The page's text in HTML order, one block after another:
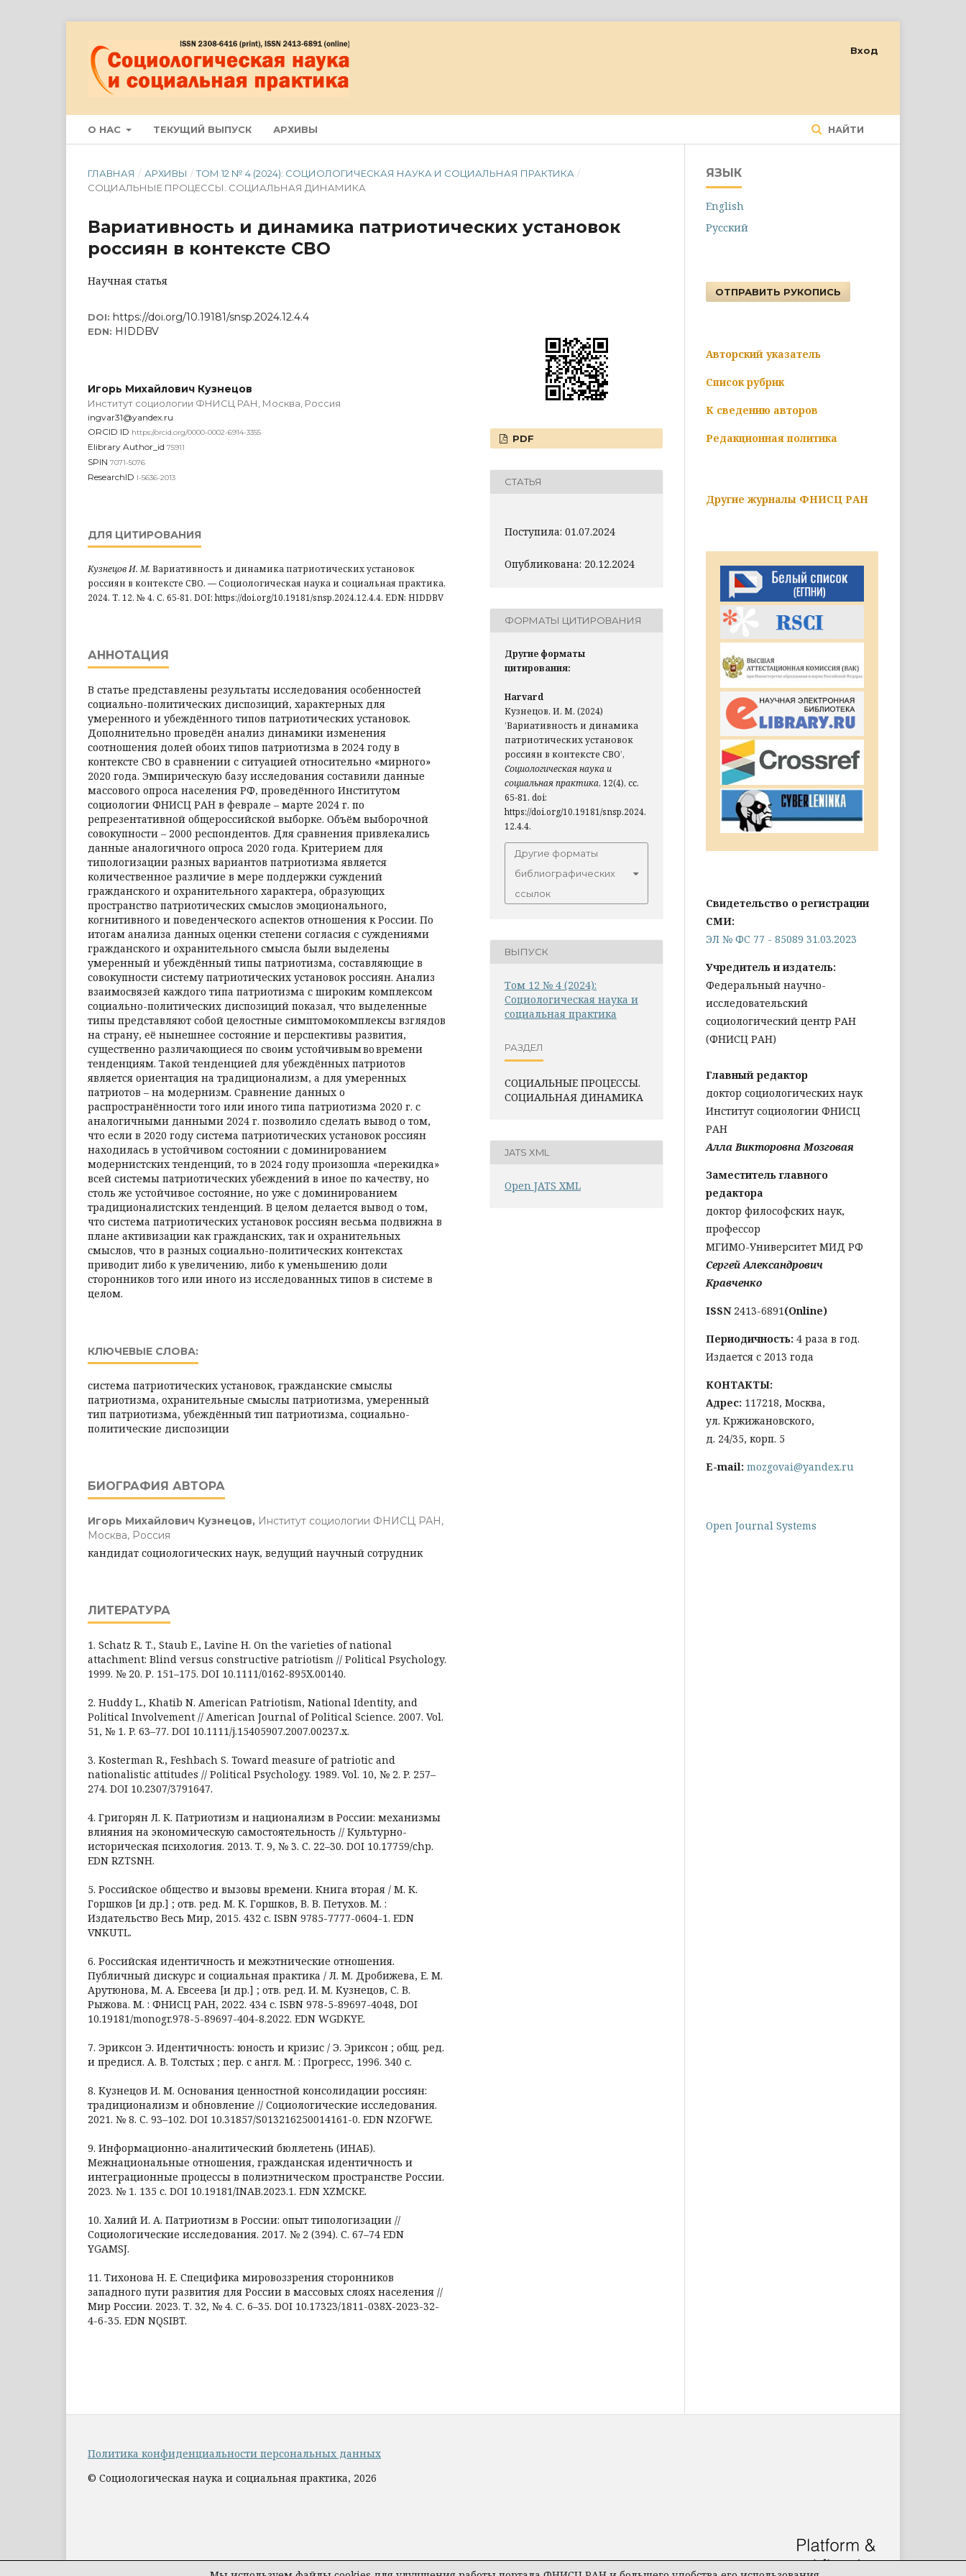
О НАС ТЕКУЩИЙ ВЫПУСК АРХИВЫ НАЙТИ
Вход
ГЛАВНАЯ / АРХИВЫ / ТОМ 12 № 4 (2024): СОЦИОЛОГИЧЕСКАЯ НАУКА И СОЦИАЛЬНАЯ ПРАКТИКА /
СОЦИАЛЬНЫЕ ПРОЦЕССЫ. СОЦИАЛЬНАЯ ДИНАМИКА
Вариативность и динамика патриотических установок
россиян в контексте СВО
Научная статья
DOI: https://doi.org/10.19181/snsp.2024.12.4.4
EDN: HIDDBV
Игорь Михайлович Кузнецов
Институт социологии ФНИСЦ РАН, Москва, Россия
ingvar31@yandex.ru
ORCID ID https://orcid.org/0000-0002-6914-3355
Elibrary Author_id 75911
SPIN 7071-5076
ResearchID I-5636-2013
ДЛЯ ЦИТИРОВАНИЯ
Кузнецов И. М. Вариативность и динамика патриотических установок
россиян в контексте СВО. — Социологическая наука и социальная практика,
2024. Т. 12. № 4. С. 65-81. DOI: https://doi.org/10.19181/snsp.2024.12.4.4. EDN: HIDDBV
АННОТАЦИЯ
В статье представлены результаты исследования особенностей
социально-политических диспозиций, характерных для
умеренного и убеждённого типов патриотических установок.
Дополнительно проведён анализ динамики изменения
соотношения долей обоих типов патриотизма в 2024 году в
контексте СВО в сравнении с ситуацией относительно «мирного»
2020 года. Эмпирическую базу исследования составили данные
массового опроса населения РФ, проведённого Институтом
социологии ФНИСЦ РАН в феврале – марте 2024 г. по
репрезентативной общероссийской выборке. Объём выборочной
совокупности – 2000 респондентов. Для сравнения привлекались
данные аналогичного опроса 2020 года. Критерием для
типологизации разных вариантов патриотизма является
количественное различие в мере поддержки суждений
гражданского и охранительного характера, образующих
пространство патриотических смыслов эмоционального,
когнитивного и поведенческого аспектов отношения к России. По
итогам анализа данных оценки степени согласия с суждениями
гражданского и охранительного смысла были выделены
умеренный и убеждённый типы патриотизма, составляющие в
совокупности систему патриотических установок россиян. Анализ
взаимосвязей каждого типа патриотизма с широким комплексом
социально-политических диспозиций показал, что выделенные
типы представляют собой целостные симптомокомплексы взглядов
на страну, её нынешнее состояние и перспективы развития,
существенно различающиеся по своим устойчивым во времени
тенденциям. Такой тенденцией для убеждённых патриотов
является ориентация на традиционализм, а для умеренных
патриотов – на модернизм. Сравнение данных о
распространённости того или иного типа патриотизма 2020 г. с
аналогичными данными 2024 г. позволило сделать вывод о том,
что если в 2020 году система патриотических установок россиян
находилась в устойчивом состоянии с доминированием
модернистских тенденций, то в 2024 году произошла «перекидка»
всей системы патриотических убеждений в иное по качеству, но
столь же устойчивое состояние, но уже с доминированием
традиционалистских тенденций. В целом делается вывод о том,
что система патриотических установок россиян весьма подвижна в
плане активизации как гражданских, так и охранительных
смыслов, что в разных социально-политических контекстах
приводит либо к увеличению, либо к уменьшению доли
сторонников того или иного из исследованных типов в системе в
целом.
КЛЮЧЕВЫЕ СЛОВА:
система патриотических установок, гражданские смыслы
патриотизма, охранительные смыслы патриотизма, умеренный
тип патриотизма, убеждённый тип патриотизма, социально-
политические диспозиции
БИОГРАФИЯ АВТОРА
Игорь Михайлович Кузнецов, Институт социологии ФНИСЦ РАН,
Москва, Россия
кандидат социологических наук, ведущий научный сотрудник
ЛИТЕРАТУРА
1. Schatz R. T., Staub E., Lavine H. On the varieties of national
attachment: Blind versus constructive patriotism // Political Psychology.
1999. № 20. Р. 151–175. DOI 10.1111/0162-895X.00140.
2. Huddy L., Khatib N. American Patriotism, National Identity, and
Political Involvement // American Journal of Political Science. 2007. Vol.
51, № 1. P. 63–77. DOI 10.1111/j.15405907.2007.00237.x.
3. Kosterman R., Feshbach S. Toward measure of patriotic and
nationalistic attitudes // Political Psychology. 1989. Vol. 10, № 2. P. 257–
274. DOI 10.2307/3791647.
4. Григорян Л. К. Патриотизм и национализм в России: механизмы
влияния на экономическую самостоятельность // Культурно-
историческая психология. 2013. Т. 9, № 3. С. 22–30. DOI 10.17759/chp.
EDN RZTSNH.
5. Российское общество и вызовы времени. Книга вторая / М. К.
Горшков [и др.] ; отв. ред. М. К. Горшков, В. В. Петухов. М. :
Издательство Весь Мир, 2015. 432 с. ISBN 9785-7777-0604-1. EDN
VNKUTL.
6. Российская идентичность и межэтнические отношения.
Публичный дискурс и социальная практика / Л. М. Дробижева, Е. М.
Арутюнова, М. А. Евсеева [и др.] ; отв. ред. И. М. Кузнецов, С. В.
Рыжова. М. : ФНИСЦ РАН, 2022. 434 с. ISBN 978-5-89697-4048, DOI
10.19181/monogr.978-5-89697-404-8.2022. EDN WGDKYE.
7. Эриксон Э. Идентичность: юность и кризис / Э. Эриксон ; общ. ред.
и предисл. А. В. Толстых ; пер. с англ. М. : Прогресс, 1996. 340 с.
8. Кузнецов И. М. Основания ценностной консолидации россиян:
традиционализм и обновление // Социологические исследования.
2021. № 8. С. 93–102. DOI 10.31857/S013216250014161-0. EDN NZOFWE.
9. Информационно-аналитический бюллетень (ИНАБ).
Межнациональные отношения, гражданская идентичность и
интеграционные процессы в полиэтническом пространстве России.
2023. № 1. 135 с. DOI 10.19181/INAB.2023.1. EDN XZMCKE.
10. Халий И. А. Патриотизм в России: опыт типологизации //
Социологические исследования. 2017. № 2 (394). С. 67–74 EDN
YGAMSJ.
11. Тихонова Н. Е. Специфика мировоззрения сторонников
западного пути развития для России в массовых слоях населения //
Мир России. 2023. Т. 32, № 4. С. 6–35. DOI 10.17323/1811-038X-2023-32-
4-6-35. EDN NQSIBT.
PDF
СТАТЬЯ
Поступила: 01.07.2024
Опубликована: 20.12.2024
ФОРМАТЫ ЦИТИРОВАНИЯ
Другие форматы
цитирования:
Harvard
Кузнецов, И. М. (2024)
’Вариативность и динамика
патриотических установок
россиян в контексте СВО’,
Социологическая наука и
социальная практика, 12(4), сс.
65-81. doi:
https://doi.org/10.19181/snsp.2024.
12.4.4.
Другие форматы
библиографических
ссылок
ВЫПУСК
Том 12 № 4 (2024):
Социологическая наука и
социальная практика
РАЗДЕЛ
СОЦИАЛЬНЫЕ ПРОЦЕССЫ.
СОЦИАЛЬНАЯ ДИНАМИКА
JATS XML
Open JATS XML
ЯЗЫК
English
Русский
ОТПРАВИТЬ РУКОПИСЬ
Авторский указатель
Список рубрик
К сведению авторов
Редакционная политика
Другие журналы ФНИСЦ РАН
Свидетельство о регистрации
СМИ:
ЭЛ № ФС 77 - 85089 31.03.2023
Учредитель и издатель:
Федеральный научно-
исследовательский
социологический центр РАН
(ФНИСЦ РАН)
Главный редактор
доктор социологических наук
Институт социологии ФНИСЦ
РАН
Алла Викторовна Мозговая
Заместитель главного
редактора
доктор философских наук,
профессор
МГИМО-Университет МИД РФ
Сергей Александрович
Кравченко
ISSN 2413-6891(Online)
Периодичность: 4 раза в год.
Издается с 2013 года
КОНТАКТЫ:
Адрес: 117218, Москва,
ул. Кржижановского,
д. 24/35, корп. 5
E-mail: mozgovai@yandex.ru
Open Journal Systems
Политика конфиденциальности персональных данных
© Социологическая наука и социальная практика, 2026